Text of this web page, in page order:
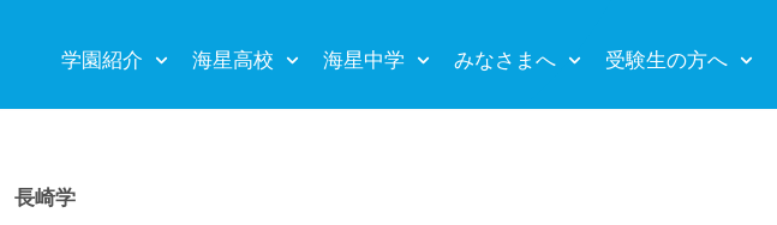
学園紹介 海星高校 海星中学 みなさまへ 受験生の方へ
長崎学